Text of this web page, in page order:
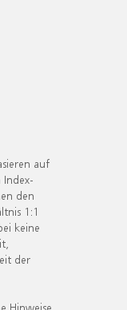
auf
den
1:1
keine
der